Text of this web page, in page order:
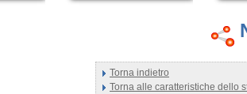
Torna indietro
Torna alle caratteristiche dello